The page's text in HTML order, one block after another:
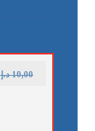
10,00 د.إ